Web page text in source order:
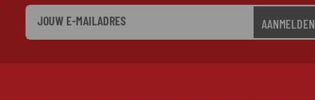
AANMELDEN